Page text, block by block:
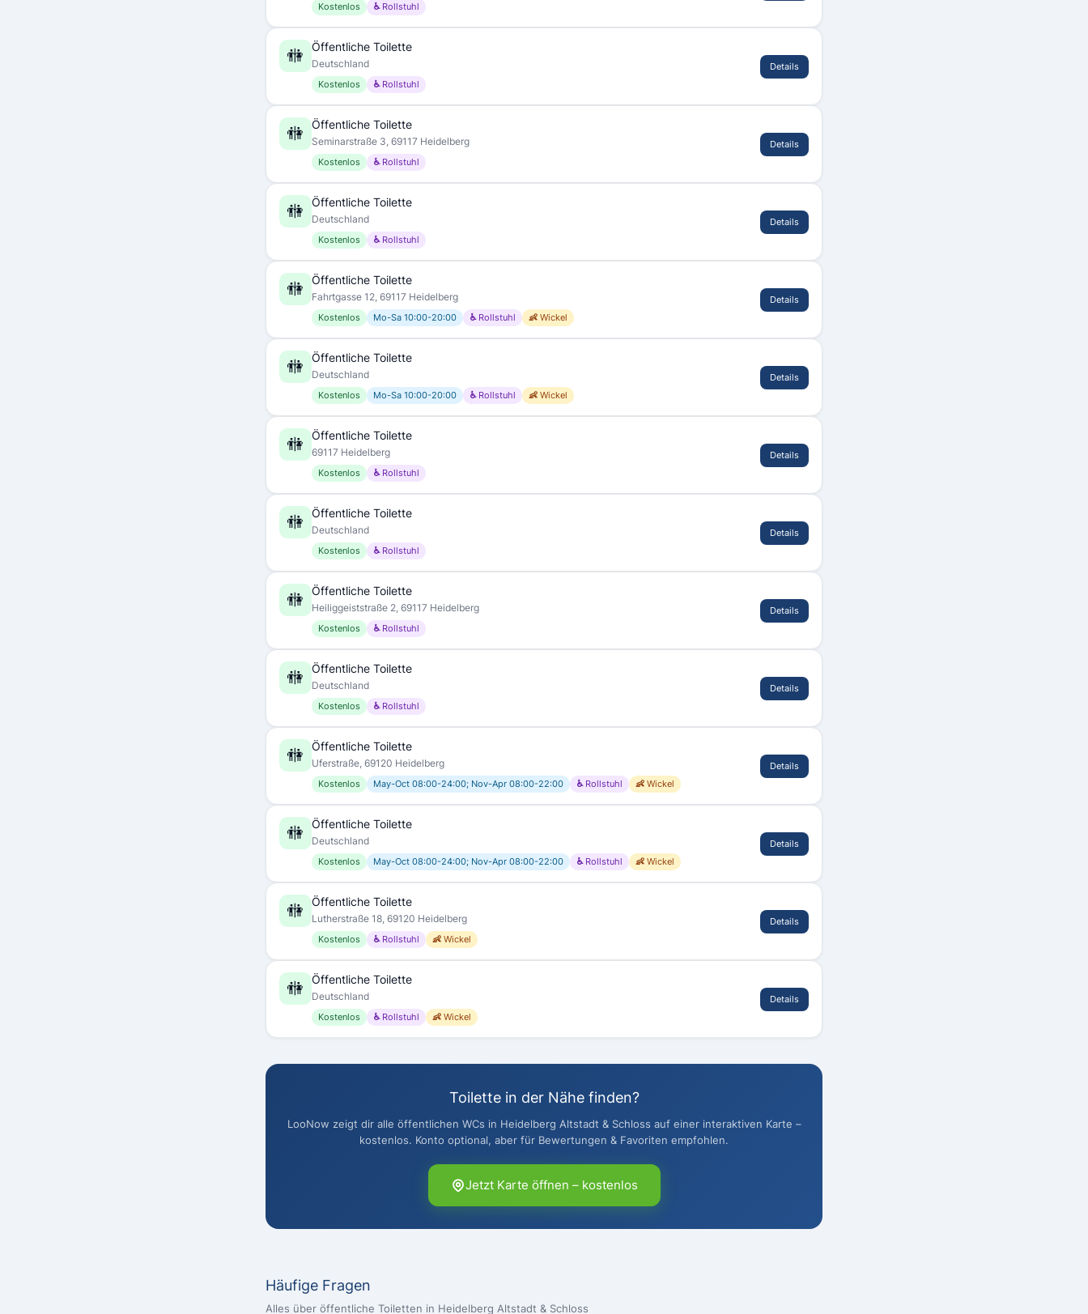
Kostenlos ♿ Rollstuhl
🚻 Öffentliche Toilette
Deutschland
Kostenlos ♿ Rollstuhl
Details
🚻 Öffentliche Toilette
Seminarstraße 3, 69117 Heidelberg
Kostenlos ♿ Rollstuhl
Details
🚻 Öffentliche Toilette
Deutschland
Kostenlos ♿ Rollstuhl
Details
🚻 Öffentliche Toilette
Fahrtgasse 12, 69117 Heidelberg
Kostenlos Mo-Sa 10:00-20:00 ♿ Rollstuhl 👶 Wickel
Details
🚻 Öffentliche Toilette
Deutschland
Kostenlos Mo-Sa 10:00-20:00 ♿ Rollstuhl 👶 Wickel
Details
🚻 Öffentliche Toilette
69117 Heidelberg
Kostenlos ♿ Rollstuhl
Details
🚻 Öffentliche Toilette
Deutschland
Kostenlos ♿ Rollstuhl
Details
🚻 Öffentliche Toilette
Heiliggeiststraße 2, 69117 Heidelberg
Kostenlos ♿ Rollstuhl
Details
🚻 Öffentliche Toilette
Deutschland
Kostenlos ♿ Rollstuhl
Details
🚻 Öffentliche Toilette
Uferstraße, 69120 Heidelberg
Kostenlos May-Oct 08:00-24:00; Nov-Apr 08:00-22:00 ♿ Rollstuhl 👶 Wickel
Details
🚻 Öffentliche Toilette
Deutschland
Kostenlos May-Oct 08:00-24:00; Nov-Apr 08:00-22:00 ♿ Rollstuhl 👶 Wickel
Details
🚻 Öffentliche Toilette
Lutherstraße 18, 69120 Heidelberg
Kostenlos ♿ Rollstuhl 👶 Wickel
Details
🚻 Öffentliche Toilette
Deutschland
Kostenlos ♿ Rollstuhl 👶 Wickel
Details
Toilette in der Nähe finden?
LooNow zeigt dir alle öffentlichen WCs in Heidelberg Altstadt & Schloss auf einer interaktiven Karte –
kostenlos. Konto optional, aber für Bewertungen & Favoriten empfohlen.
Jetzt Karte öffnen – kostenlos
Häufige Fragen
Alles über öffentliche Toiletten in Heidelberg Altstadt & Schloss